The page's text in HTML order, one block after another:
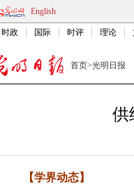
English
时政 国际 时评 理论
首页>光明日报
供
【学界动态】